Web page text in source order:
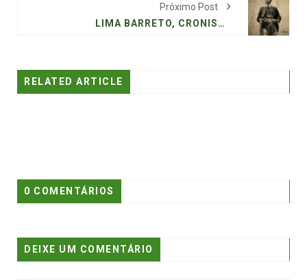
Próximo Post
LIMA BARRETO, CRONISTA DAS CIDADES DESIGUAIS
RELATED ARTICLE
0 COMENTÁRIOS
DEIXE UM COMENTÁRIO